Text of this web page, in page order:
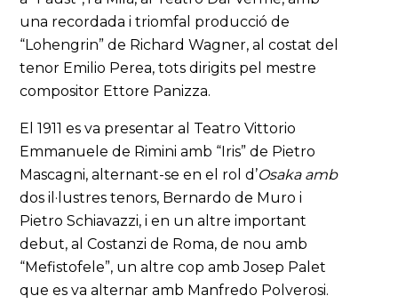
una recordada i triomfal producció de
“Lohengrin” de Richard Wagner, al costat del
tenor Emilio Perea, tots dirigits pel mestre
compositor Ettore Panizza.
El 1911 es va presentar al Teatro Vittorio
Emmanuele de Rimini amb “Iris” de Pietro
Mascagni, alternant-se en el rol d’Osaka amb
dos il·lustres tenors, Bernardo de Muro i
Pietro Schiavazzi, i en un altre important
debut, al Costanzi de Roma, de nou amb
“Mefistofele”, un altre cop amb Josep Palet
que es va alternar amb Manfredo Polverosi.